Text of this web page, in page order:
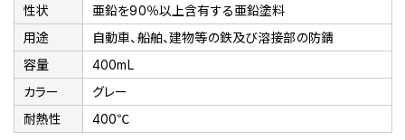
性状
亜鉛を90％以上含有する亜鉛塗料
用途
自動車、船舶、建物等の鉄及び溶接部の防錆
容量
400mL
カラー
グレー
耐熱性
400℃